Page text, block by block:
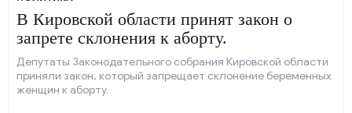
В Кировской области принят закон о
запрете склонения к аборту.
Депутаты Законодательного собрания Кировской области
приняли закон, который запрещает склонение беременных
женщин к аборту.